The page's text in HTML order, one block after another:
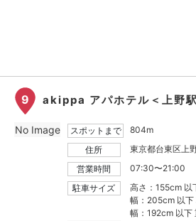
9 akippa アパホテル＜上野
スポットまで
804m
住所
東京都台東区上
営業時間
07:30〜21:00
駐車サイズ
高さ：155cm
幅：205cm 以下
幅：192cm 以
No Image